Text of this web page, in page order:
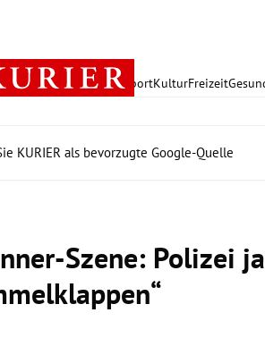
PolitikWirtschaft SportKulturFreizeit
KURIER als bevorzugte Google-Quelle
Szene: Polizei